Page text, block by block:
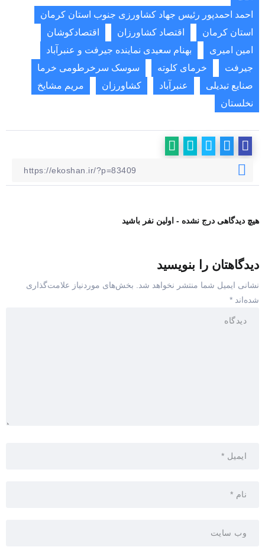
احمد احمدپور رئیس جهاد کشاورزی جنوب استان کرمان
استان کرمان
اقتصاد کشاورزان
اقتصادکوشان
امین امیری
بهنام سعیدی نماینده جیرفت و عنبرآباد
جیرفت
خرمای کلوته
سوسک سرخرطومی خرما
صنایع تبدیلی
عنبرآباد کشاورزان
مریم مشایخ
نخلستان‌
هیچ دیدگاهی درج نشده - اولین نفر باشید
دیدگاهتان را بنویسید
نشانی ایمیل شما منتشر نخواهد شد.
بخش‌های موردنیاز علامت‌گذاری
شده‌اند *